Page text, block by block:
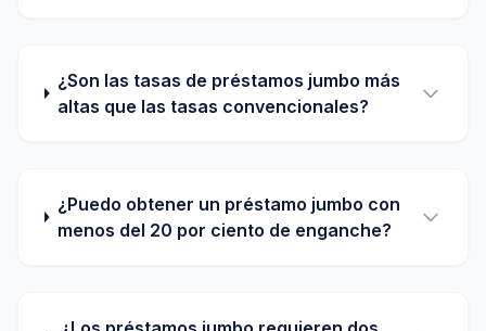
¿Son las tasas de préstamos jumbo más
altas que las tasas convencionales?
¿Puedo obtener un préstamo jumbo con
menos del 20 por ciento de enganche?